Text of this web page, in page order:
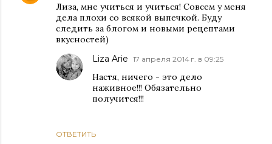
Лиза, мне учиться и учиться! Совсем у меня
дела плохи со всякой выпечкой. Буду
следить за блогом и новыми рецептами
вкусностей)
ОТВЕТИТЬ
Liza Arie 17 апреля 2014 г. в 09:25
Настя, ничего - это дело
наживное!!! Обязательно
получится!!!